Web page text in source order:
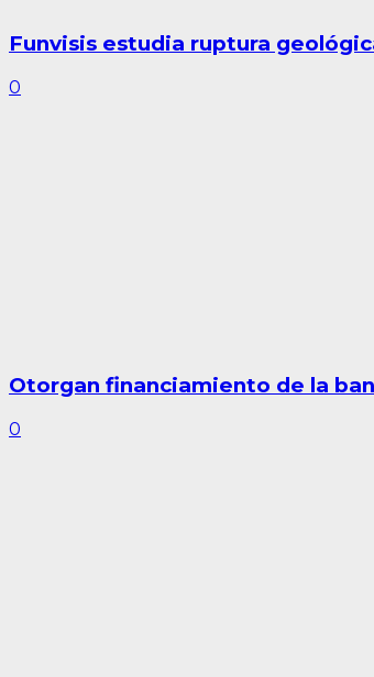
Funvisis estudia ruptura
0
Otorgan financiamiento de la
0